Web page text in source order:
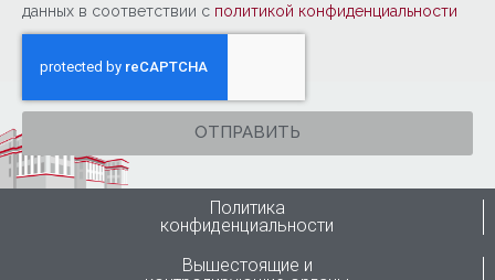
данных в соответствии с политикой конфиденциальности
ОТПРАВИТЬ
Политика
конфиденциальности
Вышестоящие и